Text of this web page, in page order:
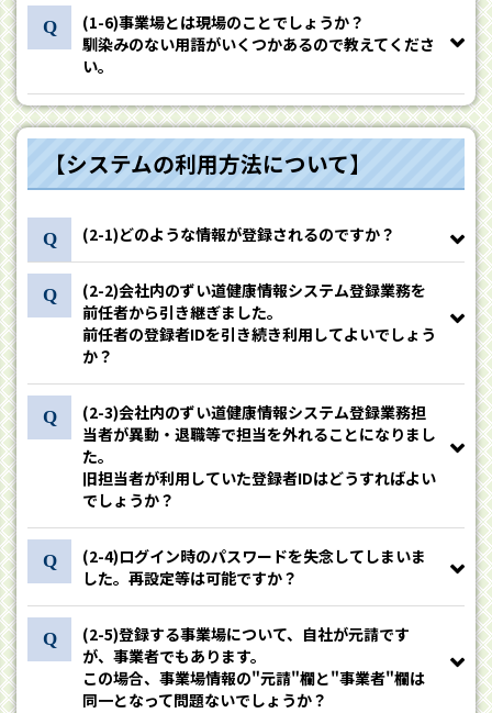
(1-6)事業場とは現場のことでしょうか？
馴染みのない用語がいくつかあるので教えてくださ
い。
【システムの利用方法について】
(2-1)どのような情報が登録されるのですか？
(2-2)会社内のずい道健康情報システム登録業務を
前任者から引き継ぎました。
前任者の登録者IDを引き続き利用してよいでしょう
か？
(2-3)会社内のずい道健康情報システム登録業務担
当者が異動・退職等で担当を外れることになりまし
た。
旧担当者が利用していた登録者IDはどうすればよい
でしょうか？
(2-4)ログイン時のパスワードを失念してしまいま
した。再設定等は可能ですか？
(2-5)登録する事業場について、自社が元請です
が、事業者でもあります。
この場合、事業場情報の"元請"欄と"事業者"欄は
同一となって問題ないでしょうか？